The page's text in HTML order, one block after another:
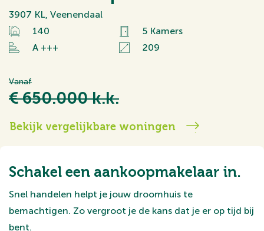
3907 KL, Veenendaal
140
5 Kamers
A +++
209
Vanaf
€ 650.000 k.k.
Bekijk vergelijkbare woningen
Schakel een aankoopmakelaar in.
Snel handelen helpt je jouw droomhuis te
bemachtigen. Zo vergroot je de kans dat je er op tijd bij
bent.